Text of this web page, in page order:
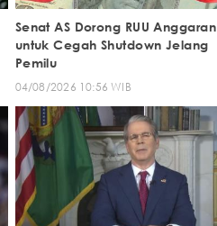
Senat AS Dorong RUU Anggaran
untuk Cegah Shutdown Jelang
Pemilu
04/08/2026 10:56 WIB